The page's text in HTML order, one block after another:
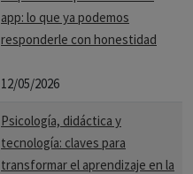
app: lo que ya podemos
responderle con honestidad
12/05/2026
Psicología, didáctica y
tecnología: claves para
transformar el aprendizaje en la